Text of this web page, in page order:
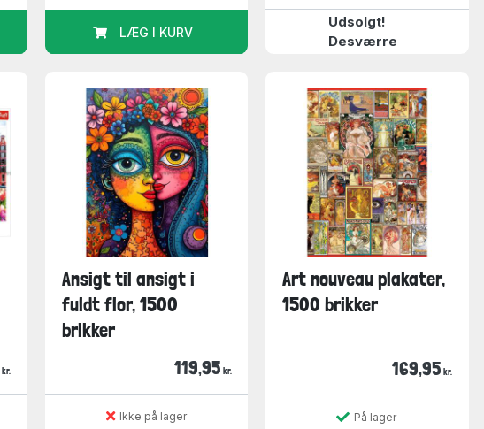
LÆG I KURV
Udsolgt!
Desværre
kr.
Ansigt til ansigt i
fuldt flor, 1500
brikker
119,95 kr.
Ikke på lager
Art nouveau plakater,
1500 brikker
169,95 kr.
På lager